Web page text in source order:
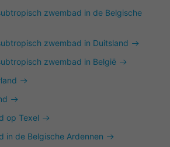
zwembad in de Belgische
zwembad in Duitsland
zwembad in België
op Texel
in de Belgische Ardennen